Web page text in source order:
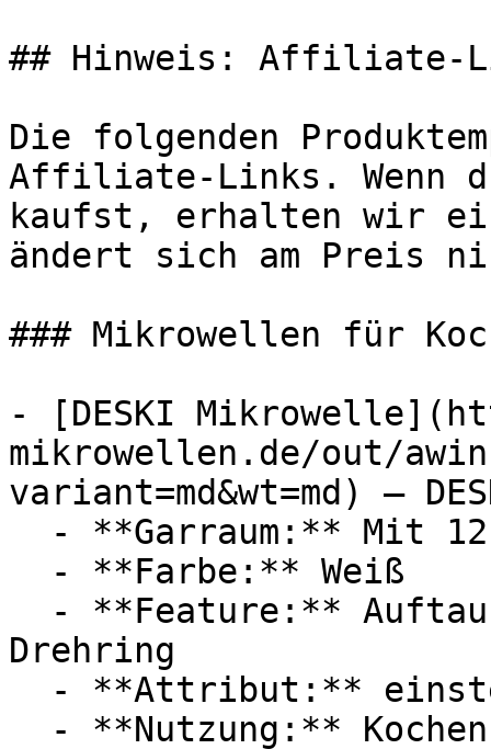
## Hinweis: Affiliate-
Die folgenden
Affiliate-Links. Wenn
kaufst, erhalten wir
ändert sich am Preis
### Mikrowellen für
- [DESKI
mikrowellen.de/out/
variant=md&wt=md) —
Drehring